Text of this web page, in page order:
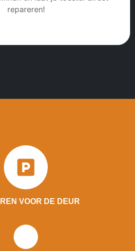
repareren!
VOOR DE DEUR